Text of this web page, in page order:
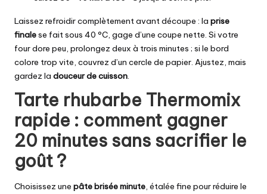
Laissez refroidir complètement avant découpe : la prise
finalese fait sous 40 °C, gage d’une coupe nette. Si votre
four dore peu, prolongez deux à trois minutes ; si le bord
colore trop vite, couvrez d’un cercle de papier. Ajustez, mais
gardez la douceur de cuisson.
Tarte rhubarbe Thermomix
rapide : comment gagner
20 minutes sans sacrifier le
goût ?
Choisissez une pâte brisée minute, étalée fine pour réduire le